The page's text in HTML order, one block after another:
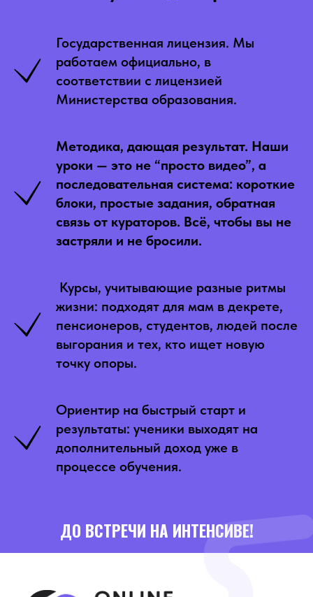
Государственная лицензия. Мы
работаем официально, в
соответствии с лицензией
Министерства образования.
Методика, дающая результат. Наши
уроки — это не “просто видео”, а
последовательная система: короткие
блоки, простые задания, обратная
связь от кураторов. Всё, чтобы вы не
застряли и не бросили.
Курсы, учитывающие разные ритмы
жизни: подходят для мам в декрете,
пенсионеров, студентов, людей после
выгорания и тех, кто ищет новую
точку опоры.
Ориентир на быстрый старт и
результаты: ученики выходят на
дополнительный доход уже в
процессе обучения.
ДО ВСТРЕЧИ НА ИНТЕНСИВЕ!